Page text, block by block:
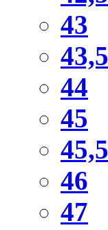
43
43,5
44
45
45,5
46
47